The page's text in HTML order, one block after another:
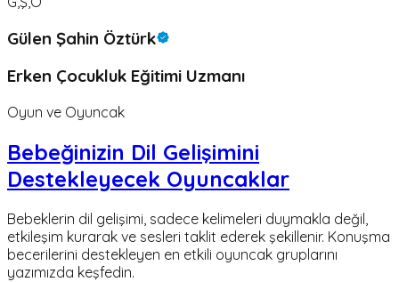
Gülen Şahin Öztürk
Erken Çocukluk Eğitimi Uzmanı
Oyun ve Oyuncak
Bebeğinizin Dil Gelişimini
Destekleyecek Oyuncaklar
Bebeklerin dil gelişimi, sadece kelimeleri duymakla değil,
etkileşim kurarak ve sesleri taklit ederek şekillenir. Konuşma
becerilerini destekleyen en etkili oyuncak gruplarını
yazımızda keşfedin.